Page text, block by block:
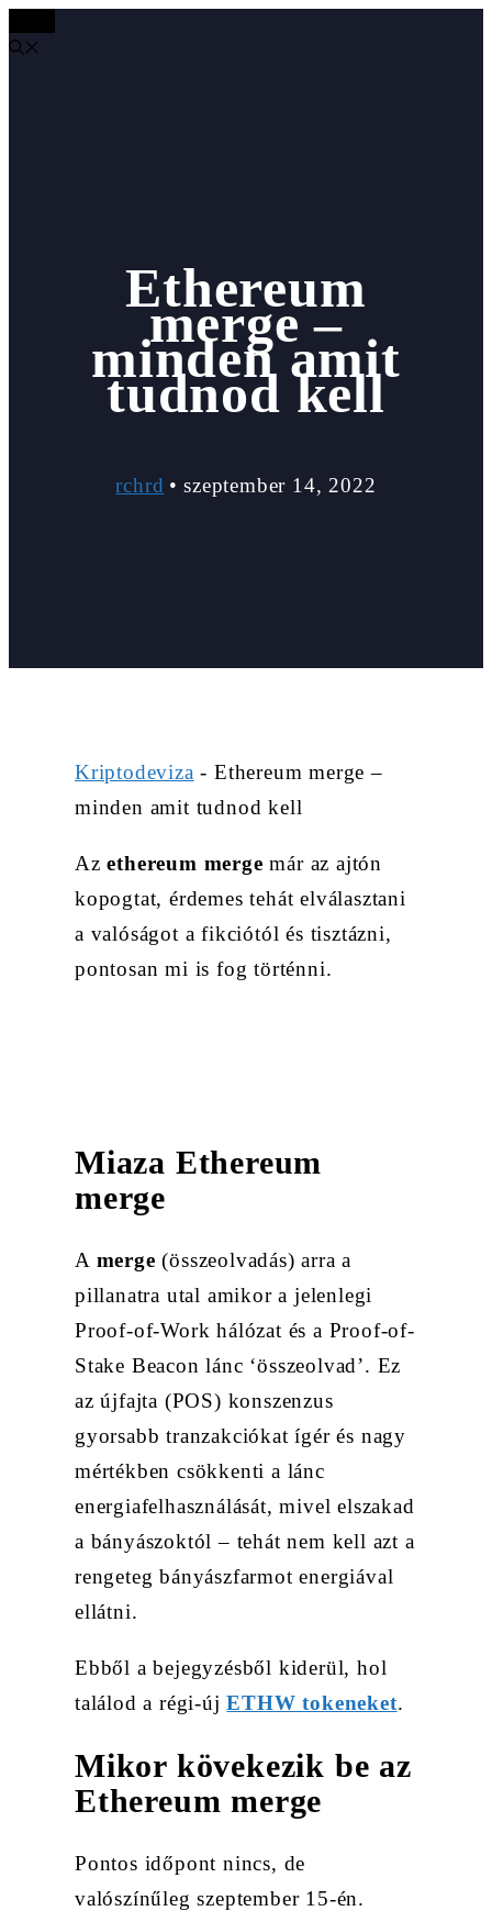
Ethereum
merge –
minden amit
tudnod kell
rchrd • szeptember 14, 2022
Kriptodeviza -Ethereum merge –
minden amit tudnod kell
Azethereum mergemár az ajtón
kopogtat, érdemes tehát elválasztani
a valóságot a fikciótól és tisztázni,
pontosan mi is fog történni.
Miaza Ethereum
merge
A merge (összeolvadás) arra a
pillanatra utal amikor a jelenlegi
Proof-of-Work hálózat és a Proof-of-
Stake Beacon lánc ‘összeolvad’. Ez
az újfajta (POS) konszenzus
gyorsabb tranzakciókat ígér és nagy
mértékben csökkenti a lánc
energiafelhasználását, mivel elszakad
a bányászoktól – tehát nem kell azt a
rengeteg bányászfarmot energiával
ellátni.
Ebből a bejegyzésből kiderül, hol
találod a régi-újETHW tokeneket.
Mikor kövekezik be az
Ethereum merge
Pontos időpont nincs, de
valószínűleg szeptember 15-én.